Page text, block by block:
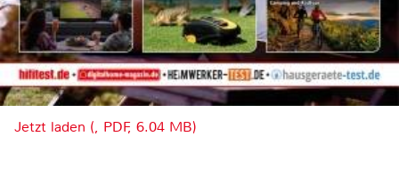
Jetzt laden (, PDF, 6.04 MB)